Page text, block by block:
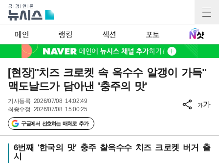
메인 랭킹 섹션 포토
[현장]"치즈 크로켓 속 옥수수 알갱이 가득"
맥도날드가 담아낸 '충주의 맛'
기사등록 2026/07/08 14:02:49
최종수정 2026/07/08 15:00:25
구글에서 선호하는 매체로 추가
가가
6번째 '한국의 맛' 충주 찰옥수수 치즈 크로켓 버거 출
시